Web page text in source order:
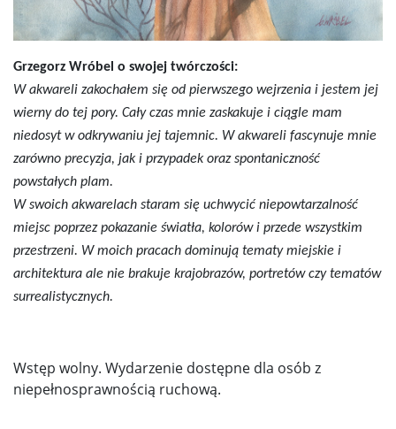
Grzegorz Wróbel o swojej twórczości:
W akwareli zakochałem się od pierwszego wejrzenia i jestem jej
wierny do tej pory. Cały czas mnie zaskakuje i ciągle mam
niedosyt w odkrywaniu jej tajemnic. W akwareli fascynuje mnie
zarówno precyzja, jak i przypadek oraz spontaniczność
powstałych plam.
W swoich akwarelach staram się uchwycić niepowtarzalność
miejsc poprzez pokazanie światła, kolorów i przede wszystkim
przestrzeni. W moich pracach dominują tematy miejskie i
architektura ale nie brakuje krajobrazów, portretów czy tematów
surrealistycznych.
Wstęp wolny. Wydarzenie dostępne dla osób z
niepełnosprawnością ruchową.